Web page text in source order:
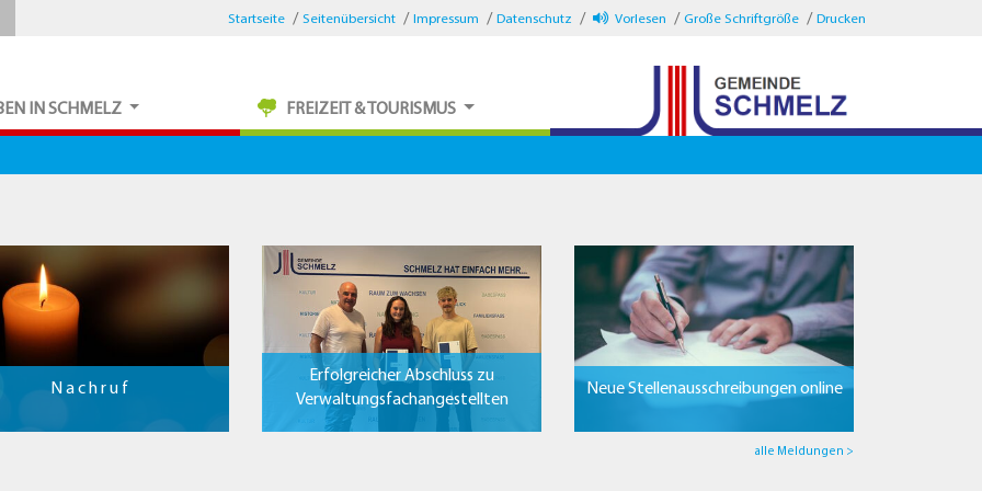
Startseite Seitenübersicht Impressum Datenschutz Vorlesen Große Schriftgröße Drucken
IN SCHMELZ FREIZEIT & TOURISMUS
N a c h r u f
Erfolgreicher Abschluss zu
Verwaltungsfachangestellten
Neue Stellenausschreibungen online
alle Meldungen >